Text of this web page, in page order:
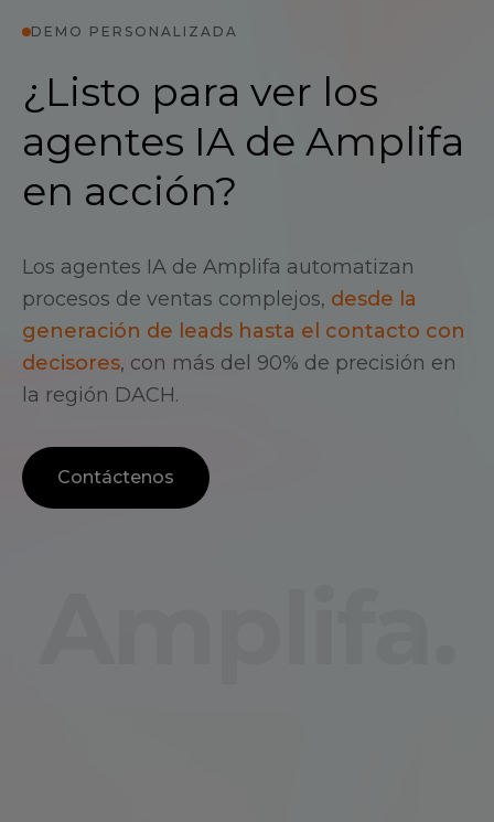
DEMO PERSONALIZADA
¿Listo para ver los
agentes IA de Amplifa
en acción?
Los agentes IA de Amplifa automatizan
procesos de ventas complejos, desde la
generación de leads hasta el contacto con
decisores, con más del 90% de precisión en
la región DACH.
Contáctenos